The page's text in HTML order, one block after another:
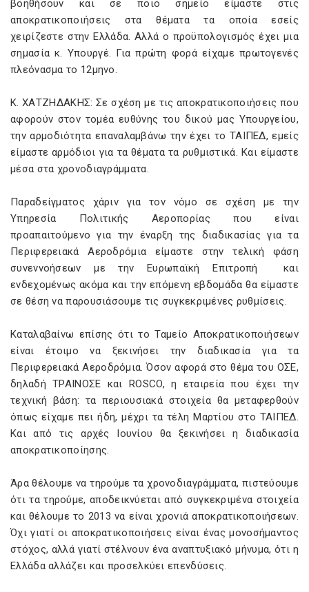
βοηθήσουν και σε ποιο σημείο είμαστε στις
αποκρατικοποιήσεις στα θέματα τα οποία εσείς
χειρίζεστε στην Ελλάδα. Αλλά ο προϋπολογισμός έχει μια
σημασία κ. Υπουργέ. Για πρώτη φορά είχαμε πρωτογενές
πλεόνασμα το 12μηνο.
Κ. ΧΑΤΖΗΔΑΚΗΣ: Σε σχέση με τις αποκρατικοποιήσεις που
αφορούν στον τομέα ευθύνης του δικού μας Υπουργείου,
την αρμοδιότητα επαναλαμβάνω την έχει το ΤΑΙΠΕΔ, εμείς
είμαστε αρμόδιοι για τα θέματα τα ρυθμιστικά. Και είμαστε
μέσα στα χρονοδιαγράμματα.
Παραδείγματος χάριν για τον νόμο σε σχέση με την
Υπηρεσία Πολιτικής Αεροπορίας που είναι
προαπαιτούμενο για την έναρξη της διαδικασίας για τα
Περιφερειακά Αεροδρόμια είμαστε στην τελική φάση
συνεννοήσεων με την Ευρωπαϊκή Επιτροπή και
ενδεχομένως ακόμα και την επόμενη εβδομάδα θα είμαστε
σε θέση να παρουσιάσουμε τις συγκεκριμένες ρυθμίσεις.
Καταλαβαίνω επίσης ότι το Ταμείο Αποκρατικοποιήσεων
είναι έτοιμο να ξεκινήσει την διαδικασία για τα
Περιφερειακά Αεροδρόμια. Όσον αφορά στο θέμα του ΟΣΕ,
δηλαδή ΤΡΑΙΝΟΣΕ και ROSCO, η εταιρεία που έχει την
τεχνική βάση: τα περιουσιακά στοιχεία θα μεταφερθούν
όπως είχαμε πει ήδη, μέχρι τα τέλη Μαρτίου στο ΤΑΙΠΕΔ.
Και από τις αρχές Ιουνίου θα ξεκινήσει η διαδικασία
αποκρατικοποίησης.
Άρα θέλουμε να τηρούμε τα χρονοδιαγράμματα, πιστεύουμε
ότι τα τηρούμε, αποδεικνύεται από συγκεκριμένα στοιχεία
και θέλουμε το 2013 να είναι χρονιά αποκρατικοποιήσεων.
Όχι γιατί οι αποκρατικοποιήσεις είναι ένας μονοσήμαντος
στόχος, αλλά γιατί στέλνουν ένα αναπτυξιακό μήνυμα, ότι η
Ελλάδα αλλάζει και προσελκύει επενδύσεις.